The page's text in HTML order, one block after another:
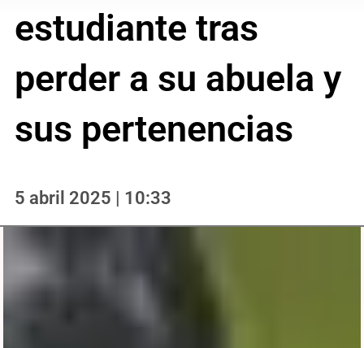
estudiante tras
perder a su abuela y
sus pertenencias
5 abril 2025 | 10:33